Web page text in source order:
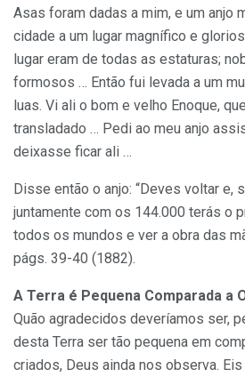
Asas foram dadas a mim, e um anjo
cidade a um lugar magnífico e
lugar eram de todas as estaturas;
formosos … Então fui levada a um
luas. Vi ali o bom e velho Enoque,
transladado … Pedi ao meu anjo
deixasse ficar ali …
Disse então o anjo: “Deves voltar e,
juntamente com os 144.000 terás o
todos os mundos e ver a obra das
págs. 39-40 (1882).
A Terra é Pequena Comparada a
Quão agradecidos deveríamos ser,
desta Terra ser tão pequena em
criados, Deus ainda nos observa.